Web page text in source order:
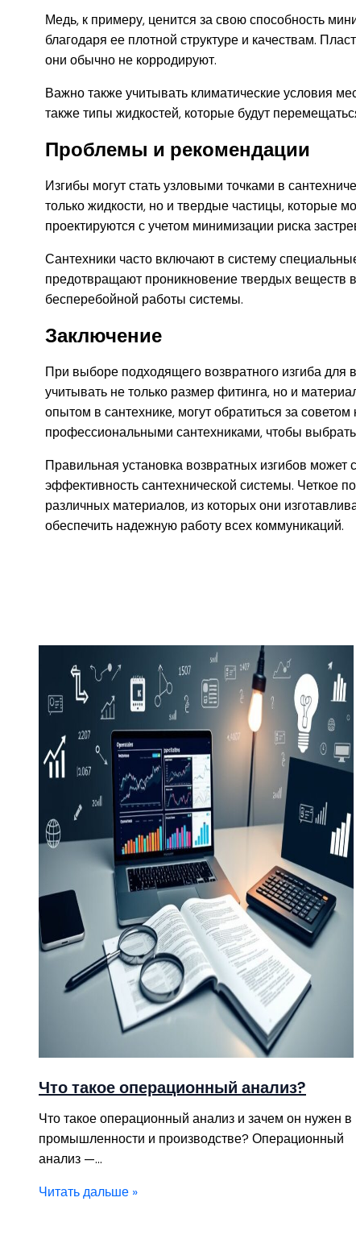
Медь, к примеру, ценится за свою способность
благодаря ее плотной структуре и качествам.
они обычно не корродируют.
Важно также учитывать климатические условия
также типы жидкостей, которые будут
Проблемы и рекомендации
Изгибы могут стать узловыми точками в
только жидкости, но и твердые частицы, которые
проектируются с учетом минимизации риска
Сантехники часто включают в систему
предотвращают проникновение твердых веществ
бесперебойной работы системы.
Заключение
При выборе подходящего возвратного изгиба для
учитывать не только размер фитинга, но и
опытом в сантехнике, могут обратиться за
профессиональными сантехниками, чтобы
Правильная установка возвратных изгибов может
эффективность сантехнической системы. Четкое
различных материалов, из которых они
обеспечить надежную работу всех коммуникаций.
Что такое операционный анализ?
Что такое операционный анализ и зачем он нужен в
промышленности и производстве? Операционный
анализ —…
Читать дальше »